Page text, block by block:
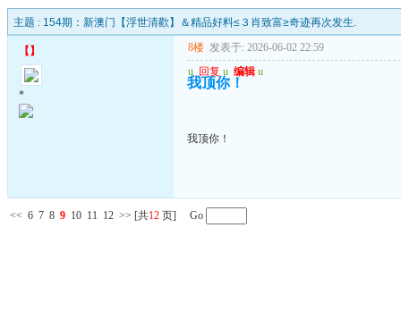
主题 : 154期：新澳门【浮世清歡】＆精品好料≤３肖致富≥奇迹再次发生.
【 】
*
8楼 发表于: 2026-06-02 22:59
u 回复 u 编辑 u
我顶你！
我顶你！
<< 6 7 8 9 10 11 12 >> [共12 页] Go